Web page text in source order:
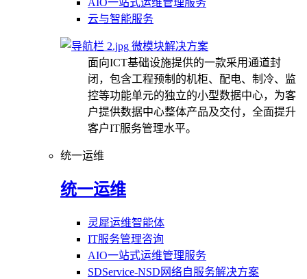
云与智能服务
微模块解决方案
面向ICT基础设施提供的一款采用通道封
闭，包含工程预制的机柜、配电、制冷、监
控等功能单元的独立的小型数据中心，为客
户提供数据中心整体产品及交付，全面提升
客户IT服务管理水平。
统一运维
统一运维
灵犀运维智能体
IT服务管理咨询
AIO一站式运维管理服务
SDService-NSD网络自服务解决方案